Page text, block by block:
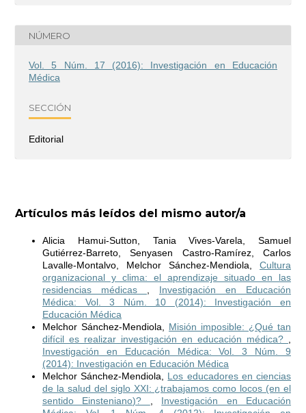
NÚMERO
Vol. 5 Núm. 17 (2016): Investigación en Educación
Médica
SECCIÓN
Editorial
Artículos más leídos del mismo autor/a
Alicia Hamui-Sutton, Tania Vives-Varela, Samuel
Gutiérrez-Barreto, Senyasen Castro-Ramírez, Carlos
Lavalle-Montalvo, Melchor Sánchez-Mendiola, Cultura
organizacional y clima: el aprendizaje situado en las
residencias médicas , Investigación en Educación
Médica: Vol. 3 Núm. 10 (2014): Investigación en
Educación Médica
Melchor Sánchez-Mendiola, Misión imposible: ¿Qué tan
difícil es realizar investigación en educación médica? ,
Investigación en Educación Médica: Vol. 3 Núm. 9
(2014): Investigación en Educación Médica
Melchor Sánchez-Mendiola, Los educadores en ciencias
de la salud del siglo XXI: ¿trabajamos como locos (en el
sentido Einsteniano)? , Investigación en Educación